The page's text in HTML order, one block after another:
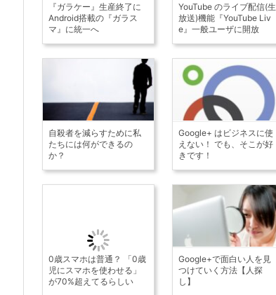
『ガラケー』生産終了に
Android搭載の『ガラス
マ』に統一へ
YouTube のライブ配信(生
放送)機能『YouTube Liv
e』一般ユーザに開放
自殺者を減らすために私
たちには何ができるの
か？
Google+ はビジネスに使
えない！ でも、そこが好
きです！
0歳スマホは普通？ 「0歳
児にスマホを使わせる」
が70%超えてるらしい
Google+で面白い人を見
つけていく方法【人探
し】